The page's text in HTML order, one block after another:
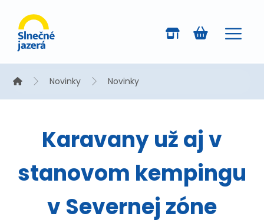
Novinky Novinky
Karavany už aj v
stanovom kempingu
v Severnej zóne